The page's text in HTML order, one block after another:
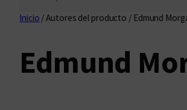
s
a
Inicio / Autores del producto / Edmund
Edmund